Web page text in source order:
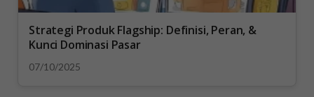
Strategi Produk Flagship: Definisi, Peran, &
Kunci Dominasi Pasar
07/10/2025